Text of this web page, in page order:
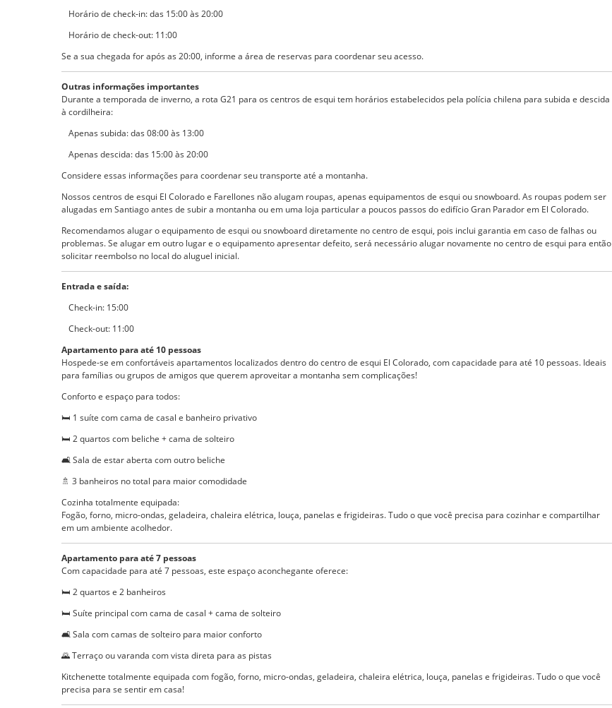
Horário de check-in: das 15:00 às 20:00
Horário de check-out: 11:00
Se a sua chegada for após as 20:00, informe a área de reservas para coordenar seu acesso.
Outras informações importantes
Durante a temporada de inverno, a rota G21 para os centros de esqui tem horários estabelecidos pela polícia chilena para subida e descida
à cordilheira:
Apenas subida: das 08:00 às 13:00
Apenas descida: das 15:00 às 20:00
Considere essas informações para coordenar seu transporte até a montanha.
Nossos centros de esqui El Colorado e Farellones não alugam roupas, apenas equipamentos de esqui ou snowboard. As roupas podem ser
alugadas em Santiago antes de subir a montanha ou em uma loja particular a poucos passos do edifício Gran Parador em El Colorado.
Recomendamos alugar o equipamento de esqui ou snowboard diretamente no centro de esqui, pois inclui garantia em caso de falhas ou
problemas. Se alugar em outro lugar e o equipamento apresentar defeito, será necessário alugar novamente no centro de esqui para então
solicitar reembolso no local do aluguel inicial.
Entrada e saída:
Check-in: 15:00
Check-out: 11:00
Apartamento para até 10 pessoas
Hospede-se em confortáveis apartamentos localizados dentro do centro de esqui El Colorado, com capacidade para até 10 pessoas. Ideais
para famílias ou grupos de amigos que querem aproveitar a montanha sem complicações!
Conforto e espaço para todos:
🛏️ 1 suíte com cama de casal e banheiro privativo
🛏️ 2 quartos com beliche + cama de solteiro
🛋️ Sala de estar aberta com outro beliche
🚿 3 banheiros no total para maior comodidade
Cozinha totalmente equipada:
Fogão, forno, micro-ondas, geladeira, chaleira elétrica, louça, panelas e frigideiras. Tudo o que você precisa para cozinhar e compartilhar
em um ambiente acolhedor.
Apartamento para até 7 pessoas
Com capacidade para até 7 pessoas, este espaço aconchegante oferece:
🛏️ 2 quartos e 2 banheiros
🛏️ Suíte principal com cama de casal + cama de solteiro
🛋️ Sala com camas de solteiro para maior conforto
🌄 Terraço ou varanda com vista direta para as pistas
Kitchenette totalmente equipada com fogão, forno, micro-ondas, geladeira, chaleira elétrica, louça, panelas e frigideiras. Tudo o que você
precisa para se sentir em casa!